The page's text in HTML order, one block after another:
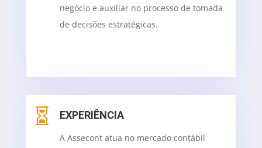
negócio e auxiliar no processo de tomada
de decisões estratégicas.
 EXPERIÊNCIA
A Assecont atua no mercado contábil